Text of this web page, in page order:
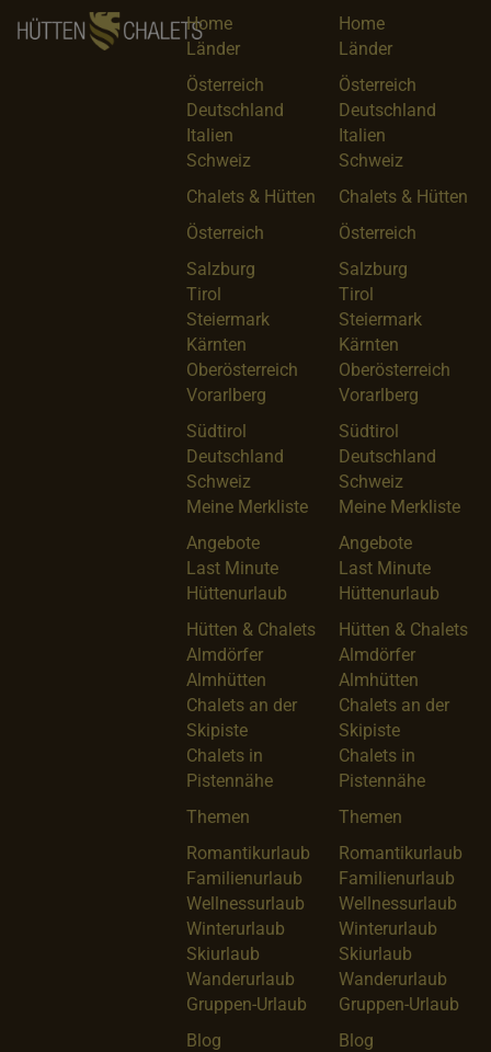
Home
Länder
Österreich
Deutschland
Italien
Schweiz
Chalets & Hütten
Österreich
Salzburg
Tirol
Steiermark
Kärnten
Oberösterreich
Vorarlberg
Südtirol
Deutschland
Schweiz
Meine Merkliste
Angebote
Last Minute
Hüttenurlaub
Hütten & Chalets
Almdörfer
Almhütten
Chalets an der
Skipiste
Chalets in
Pistennähe
Themen
Romantikurlaub
Familienurlaub
Wellnessurlaub
Winterurlaub
Skiurlaub
Wanderurlaub
Gruppen-Urlaub
Blog
Home
Länder
Österreich
Deutschland
Italien
Schweiz
Chalets & Hütten
Österreich
Salzburg
Tirol
Steiermark
Kärnten
Oberösterreich
Vorarlberg
Südtirol
Deutschland
Schweiz
Meine Merkliste
Angebote
Last Minute
Hüttenurlaub
Hütten & Chalets
Almdörfer
Almhütten
Chalets an der
Skipiste
Chalets in
Pistennähe
Themen
Romantikurlaub
Familienurlaub
Wellnessurlaub
Winterurlaub
Skiurlaub
Wanderurlaub
Gruppen-Urlaub
Blog